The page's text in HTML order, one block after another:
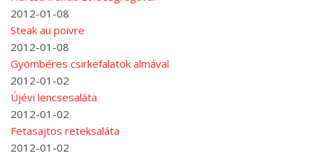
2012-01-08
Steak au poivre
2012-01-08
Gyömbéres csirkefalatok almával
2012-01-02
Újévi lencsesaláta
2012-01-02
Fetasajtos reteksaláta
2012-01-02